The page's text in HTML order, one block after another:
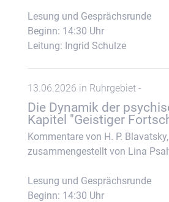
Lesung und Gesprächsrunde
Beginn: 14:30 Uhr
Leitung: Ingrid Schulze
13.06.2026 in Ruhrgebiet -
Die Dynamik der
Kapitel "Geistiger
Kommentare von H. P. Blavatsky,
zusammengestellt von Lina
Lesung und Gesprächsrunde
Beginn: 14:30 Uhr